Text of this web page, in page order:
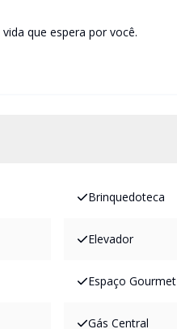
que espera por você.
Brinquedoteca
Elevador
Espaço Gourmet
Gás Central